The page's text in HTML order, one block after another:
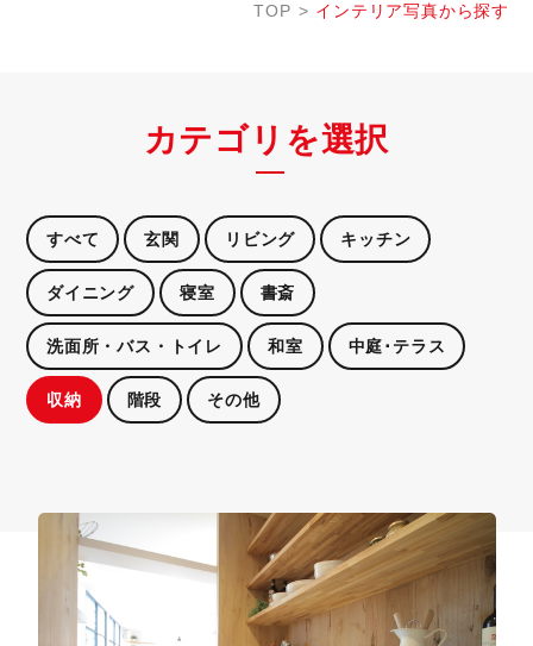
TOP インテリア写真から探す
カテゴリを選択
すべて 玄関 リビング キッチン
ダイニング 寝室 書斎
洗面所・バス・トイレ 和室 中庭･テラス
収納 階段 その他